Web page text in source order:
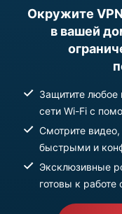
Окружите
в вашей
Защитите любое
сети Wi-Fi с
Смотрите видео,
быстрыми и
Эксклюзивные
готовы к работе